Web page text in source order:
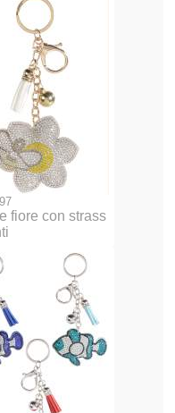
fiore con strass